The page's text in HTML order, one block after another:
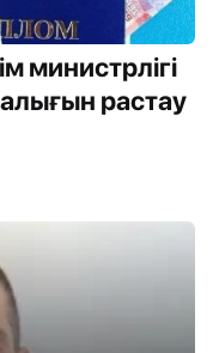
министрлігі
растау